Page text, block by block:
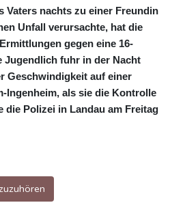
Vaters nachts zu einer Freundin
Unfall verursachte, hat die
gegen eine 16-
Jugendlich fuhr in der Nacht
Geschwindigkeit auf einer
Ingenheim, als sie die Kontrolle
die Polizei in Landau am Freitag